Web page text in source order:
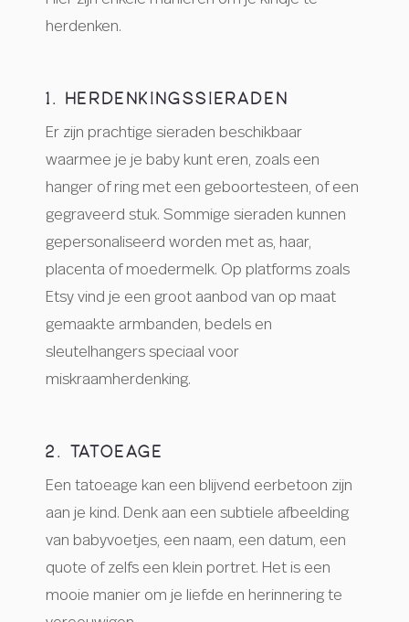
herdenken.
1. HERDENKINGSSIERADEN
Er zijn prachtige sieraden beschikbaar
waarmee je je baby kunt eren, zoals een
hanger of ring met een geboortesteen, of een
gegraveerd stuk. Sommige sieraden kunnen
gepersonaliseerd worden met as, haar,
placenta of moedermelk. Op platforms zoals
Etsy vind je een groot aanbod van op maat
gemaakte armbanden, bedels en
sleutelhangers speciaal voor
miskraamherdenking.
2. TATOEAGE
Een tatoeage kan een blijvend eerbetoon zijn
aan je kind. Denk aan een subtiele afbeelding
van babyvoetjes, een naam, een datum, een
quote of zelfs een klein portret. Het is een
mooie manier om je liefde en herinnering te